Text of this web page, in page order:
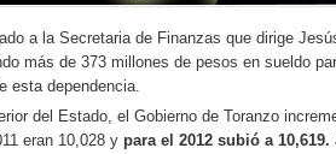
a la Secretaria de Finanzas que dirige
más de 373 millones de pesos en sueldo
esta dependencia.
del Estado, el Gobierno de Toranzo
eran 10,028 y para el 2012 subió a